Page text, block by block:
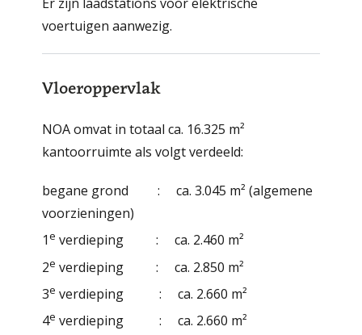
voertuigen aanwezig.
Vloeroppervlak
NOA omvat in totaal ca. 16.325 m²
kantoorruimte als volgt verdeeld:
begane grond : ca. 3.045 m² (algemene
voorzieningen)
1e verdieping : ca. 2.460 m²
2e verdieping : ca. 2.850 m²
3e verdieping : ca. 2.660 m²
4e verdieping : ca. 2.660 m²